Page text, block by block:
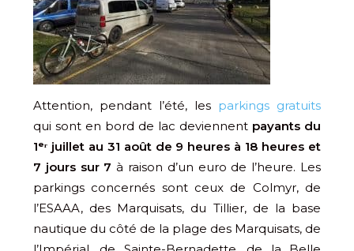
Attention, pendant l’été, les parkings gratuits
qui sont en bord de lac deviennent payants du
1ᵉʳ juillet au 31 août de 9 heures à 18 heures et
7 jours sur 7 à raison d’un euro de l’heure. Les
parkings concernés sont ceux de Colmyr, de
l’ESAAA, des Marquisats, du Tillier, de la base
nautique du côté de la plage des Marquisats, de